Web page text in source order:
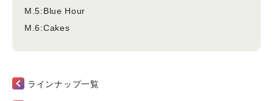
M.5:Blue Hour
M.6:Cakes
ラインナップ一覧